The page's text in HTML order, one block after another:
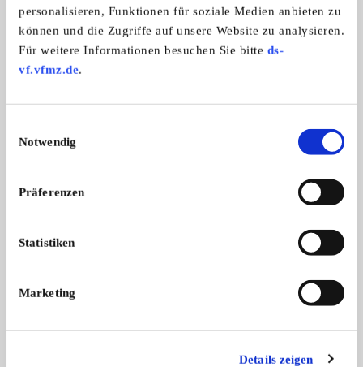
personalisieren, Funktionen für soziale Medien anbieten zu
können und die Zugriffe auf unsere Website zu analysieren.
Für weitere Informationen besuchen Sie bitte ds-
vf.vfmz.de.
Notwendig
Präferenzen
Statistiken
Marketing
Details zeigen
Golf II
Verkaufe an Oldtimer Liebhaber von
Mercedes W114
Fangschloss